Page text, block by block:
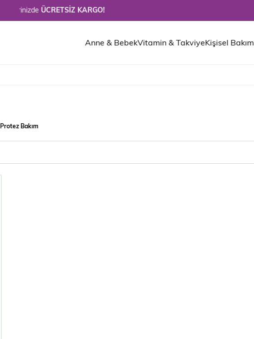
ÜCRETSİZ KARGO!
Anne & BebekVitamin & TakviyeKişisel Bakım
Protez Bakım